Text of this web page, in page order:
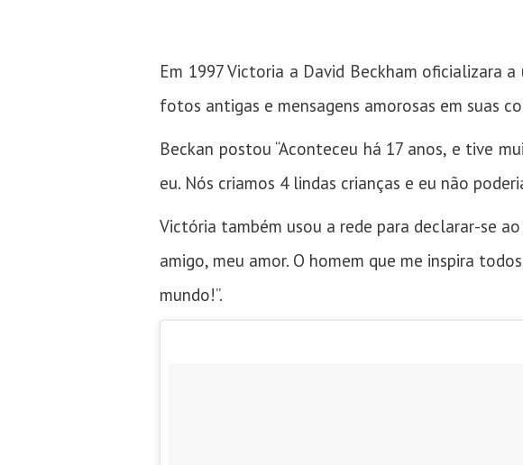
Em 1997 Victoria a David Beckham oficializara
fotos antigas e mensagens amorosas em suas
Beckan postou “Aconteceu há 17 anos, e tive
eu. Nós criamos 4 lindas crianças e eu não
Victória também usou a rede para declarar-se
amigo, meu amor. O homem que me inspira
mundo!”.